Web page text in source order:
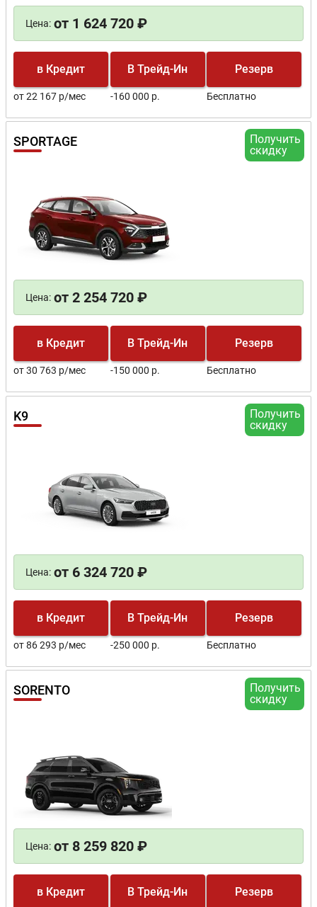
Цена: от 1 624 720 ₽
в Кредит
от 22 167 р/мес
В Трейд-Ин
-160 000 р.
Резерв
Бесплатно
Получить
скидку
SPORTAGE
Цена: от 2 254 720 ₽
в Кредит
от 30 763 р/мес
В Трейд-Ин
-150 000 р.
Резерв
Бесплатно
Получить
скидку
K9
Цена: от 6 324 720 ₽
в Кредит
от 86 293 р/мес
В Трейд-Ин
-250 000 р.
Резерв
Бесплатно
Получить
скидку
SORENTO
Цена: от 8 259 820 ₽
в Кредит В Трейд-Ин Резерв